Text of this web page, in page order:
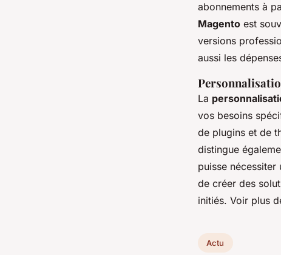
abonnements à
Magento est
versions
aussi les
La
vos besoins
de plugins et de
distingue
puisse
de créer des
initiés. Voir plus
Actu